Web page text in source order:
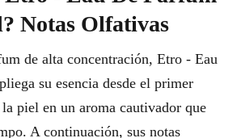
Notas Olfativas
de alta concentración, Etro - Eau
su esencia desde el primer
piel en un aroma cautivador que
A continuación, sus notas